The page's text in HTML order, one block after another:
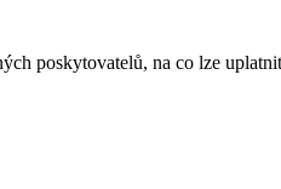
poskytovatelů, na co lze